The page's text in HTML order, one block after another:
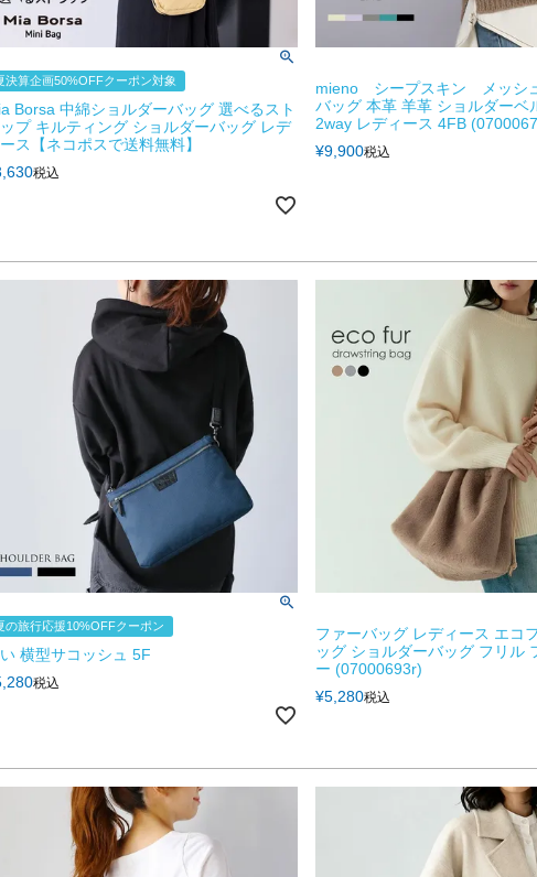
決算企画50%OFFクーポン対象
Borsa 中綿ショルダーバッグ 選べるスト
プ キルティング ショルダーバッグ レデ
ス【ネコポスで送料無料】
税込
mieno シープスキン メッシ
バッグ 本革 羊革 ショルダーベ
2way レディース 4FB
¥9,900税込
の旅行応援10%OFFクーポン
横型サコッシュ 5F
税込
ファーバッグ レディース エコ
ッグ ショルダーバッグ フリル
ー (07000693r)
¥5,280税込